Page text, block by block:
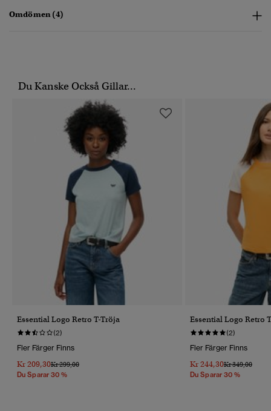
Omdömen (4)
Du Kanske Också Gillar...
Essential Logo Retro T-Tröja
(2)
Fler Färger Finns
Kr 209,30Pris Reducerat Från
Kr 299,00Till
Du Sparar 30 %
Essential Logo Retro
(2)
Fler Färger Finns
Kr 244,30Pris Reducerat
Kr 349,00Till
Du Sparar 30 %